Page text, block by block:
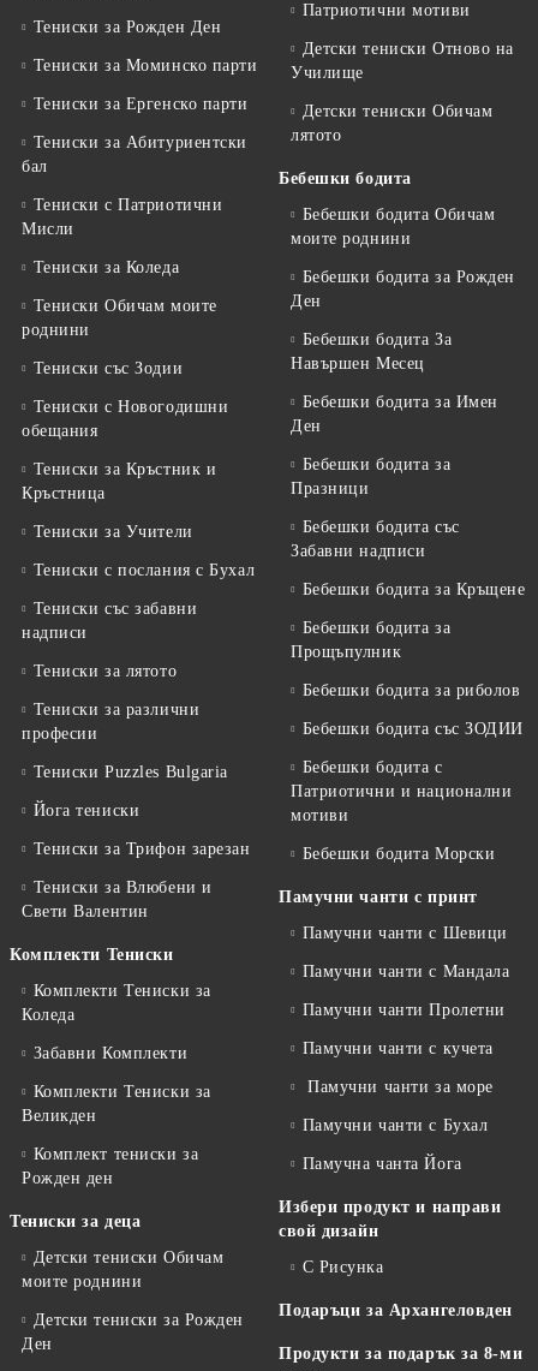
Тениски за Рожден Ден
Тениски за Mоминско парти
Тениски за Eргенско парти
Тениски за Aбитуриентски
бал
Тениски с Патриотични
Мисли
Тениски за Коледа
Тениски Обичам моите
роднини
Тениски със Зодии
Тениски с Новогодишни
обещания
Тениски за Кръстник и
Кръстница
Тениски за Учители
Тениски с послания с Бухал
Тениски със забавни
надписи
Тениски за лятото
Тениски за различни
професии
Тениски Puzzles Bulgaria
Йога тениски
Тениски за Трифон зарезан
Тениски за Влюбени и
Свети Валентин
Комплекти Тениски
Комплекти Тениски за
Коледа
Забавни Комплекти
Комплекти Тениски за
Великден
Комплект тениски за
Рожден ден
Тениски за деца
Детски тениски Обичам
моите роднини
Детски тениски за Рожден
Ден
Патриотични мотиви
Детски тениски Отново на
Училище
Детски тениски Обичам
лятото
Бебешки бодита
Бебешки бодита Обичам
моите роднини
Бебешки бодита за Рожден
Ден
Бебешки бодита За
Навършен Месец
Бебешки бодита за Имен
Ден
Бебешки бодита за
Празници
Бебешки бодита със
Забавни надписи
Бебешки бодита за Кръщене
Бебешки бодита за
Прощъпулник
Бебешки бодита за риболов
Бебешки бодита със ЗОДИИ
Бебешки бодита с
Патриотични и национални
мотиви
Бебешки бодита Морски
Памучни чанти с принт
Памучни чанти с Шевици
Памучни чанти с Мандала
Памучни чанти Пролетни
Памучни чанти с кучета
Памучни чанти за море
Памучни чанти с Бухал
Памучна чанта Йога
Избери продукт и направи
свой дизайн
С Рисунка
Подаръци за Архангеловден
Продукти за подарък за 8-ми